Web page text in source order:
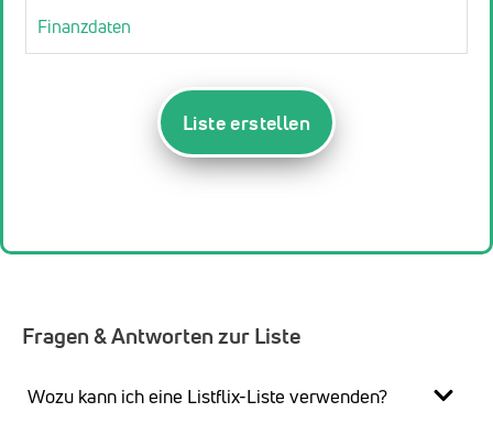
Finanzdaten
Liste erstellen
Fragen & Antworten zur Liste
Wozu kann ich eine Listflix-Liste verwenden?